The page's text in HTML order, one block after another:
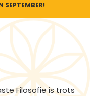
SEPTEMBER!
Filosofie is trots